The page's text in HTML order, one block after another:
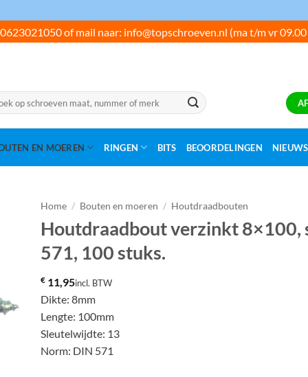
of mail naar: info@topschroeven.nl (ma t/m vr
EN MOEREN RINGEN BITS BEOORDELINGEN NIEUWS
Home / Bouten en moeren / Houtdraadbouten
Houtdraadbout verzinkt 8×100,
571, 100 stuks.
€ 11,95incl. BTW
Dikte: 8mm
Lengte: 100mm
Sleutelwijdte: 13
Norm: DIN 571